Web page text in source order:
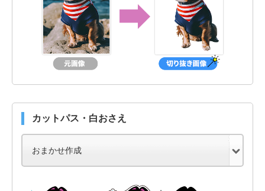
カットパス・白おさえ